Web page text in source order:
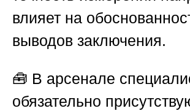
влияет на
выводов заключения.
🧰 В арсенале
обязательно